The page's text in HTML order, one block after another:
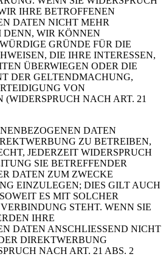
IHRE BETROFFENEN
DATEN NICHT MEHR
DENN, WIR KÖNNEN
GRÜNDE FÜR DIE
DIE IHRE INTERESSEN,
ÜBERWIEGEN ODER DIE
DER GELTENDMACHUNG,
VON
(WIDERSPRUCH NACH ART. 21
DATEN
ZU BETREIBEN,
JEDERZEIT WIDERSPRUCH
SIE BETREFFENDER
DATEN ZUM ZWECKE
EINZULEGEN; DIES GILT AUCH
ES MIT SOLCHER
STEHT. WENN SIE
IHRE
DATEN ANSCHLIESSEND NICHT
DIREKTWERBUNG
NACH ART. 21 ABS. 2